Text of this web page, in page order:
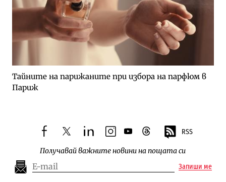
Тайните на парижаните при избора на парфюм в
Париж
facebooktwitterlinkedininstagram
youtubethreads RSS
Получавай важните новини на пощата си
Запиши ме